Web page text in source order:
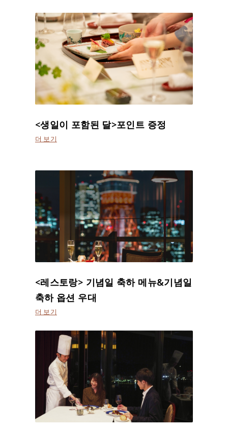
<생일이 포함된 달>포인트 증정
더 보기
<레스토랑> 기념일 축하 메뉴&기념일
축하 옵션 우대
더 보기